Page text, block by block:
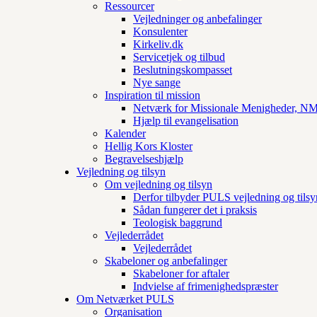
Ressourcer
Vejledninger og anbefalinger
Konsulenter
Kirkeliv.dk
Servicetjek og tilbud
Beslutningskompasset
Nye sange
Inspiration til mission
Netværk for Missionale Menigheder,
Hjælp til evangelisation
Kalender
Hellig Kors Kloster
Begravelseshjælp
Vejledning og tilsyn
Om vejledning og tilsyn
Derfor tilbyder PULS vejledning og
Sådan fungerer det i praksis
Teologisk baggrund
Vejlederrådet
Vejlederrådet
Skabeloner og anbefalinger
Skabeloner for aftaler
Indvielse af frimenighedspræster
Om Netværket PULS
Organisation